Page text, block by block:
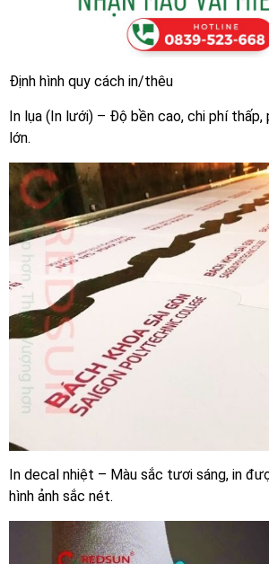
Định hình quy cách in/thêu
In lụa (In lưới) – Độ bền cao, chi phí thấp,
lớn.
In decal nhiệt – Màu sắc tươi sáng, in
hình ảnh sắc nét.